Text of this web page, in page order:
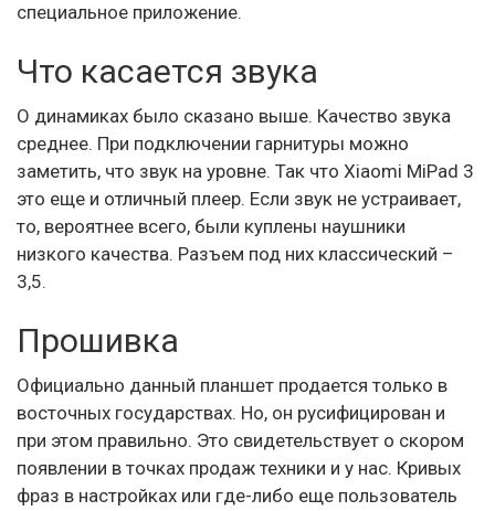
специальное приложение.
Что касается звука
О динамиках было сказано выше. Качество звука
среднее. При подключении гарнитуры можно
заметить, что звук на уровне. Так что Xiaomi MiPad 3
это еще и отличный плеер. Если звук не устраивает,
то, вероятнее всего, были куплены наушники
низкого качества. Разъем под них классический –
3,5.
Прошивка
Официально данный планшет продается только в
восточных государствах. Но, он русифицирован и
при этом правильно. Это свидетельствует о скором
появлении в точках продаж техники и у нас. Кривых
фраз в настройках или где-либо еще пользователь